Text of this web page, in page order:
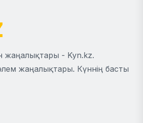
жаңалықтары - Kyn.kz.
жаңалықтары. Күннің басты